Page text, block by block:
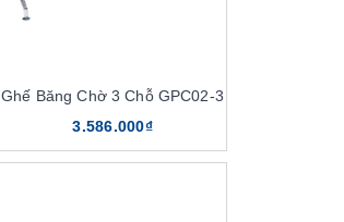
Ghế Băng Chờ 3 Chỗ GPC02-3
3.586.000₫